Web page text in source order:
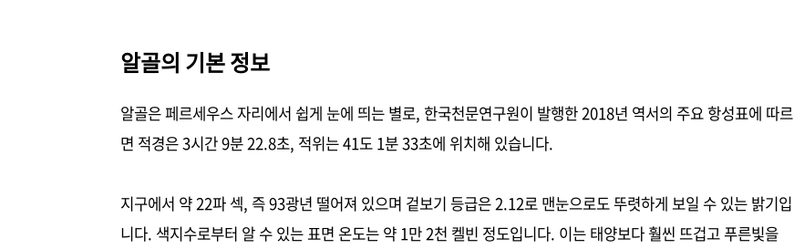
알골의 기본 정보
알골은 페르세우스 자리에서 쉽게 눈에 띄는 별로, 한국천문연구원이 발행한 2018년 역서의 주요 항성표에 따르
면 적경은 3시간 9분 22.8초, 적위는 41도 1분 33초에 위치해 있습니다.
지구에서 약 22파 섹, 즉 93광년 떨어져 있으며 겉보기 등급은 2.12로 맨눈으로도 뚜렷하게 보일 수 있는 밝기입
니다. 색지수로부터 알 수 있는 표면 온도는 약 1만 2천 켈빈 정도입니다. 이는 태양보다 훨씬 뜨겁고 푸른빛을